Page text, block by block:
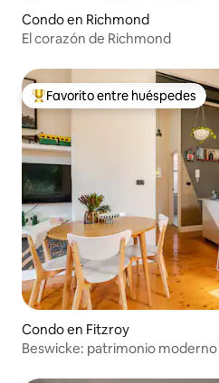
Condo en Richmond
El corazón de Richmond
Favorito entre huéspedes
Favorito entre huéspedes
Condo en Fitzroy
Beswicke: patrimonio